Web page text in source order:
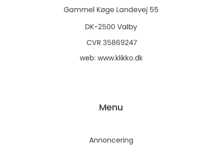
web: www.klikko.dk
Menu
Annoncering